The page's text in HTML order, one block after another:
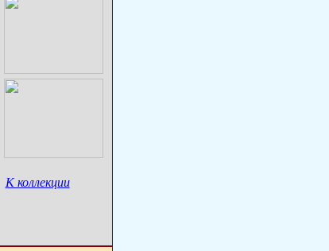
К коллекции